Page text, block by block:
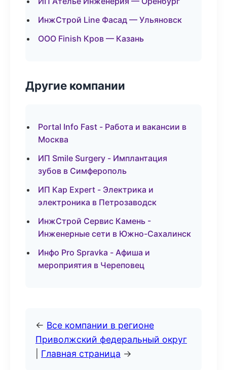
ИнжСтрой Line Фасад — Ульяновск
ООО Finish Кров — Казань
Другие компании
Portal Info Fast - Работа и вакансии в
Москва
ИП Smile Surgery - Имплантация
зубов в Симферополь
ИП Кар Expert - Электрика и
электроника в Петрозаводск
ИнжСтрой Сервис Камень -
Инженерные сети в Южно-Сахалинск
Инфо Pro Spravka - Афиша и
мероприятия в Череповец
← Все компании в регионе
Приволжский федеральный округ
Главная страница →